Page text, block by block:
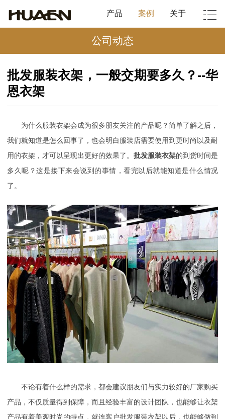
产品 案例 关于
公司动态
批发服装衣架，一般交期要多久？--华
恩衣架
为什么服装衣架会成为很多朋友关注的产品呢？简单了解之后，
我们就知道是怎么回事了，也会明白服装店需要使用到更时尚以及耐
用的衣架，才可以呈现出更好的效果了。 批发服装衣架的到货时间是
多久呢？这是接下来会说到的事情，看完以后就能知道是什么情况
了。
不论有着什么样的需求，都会建议朋友们与实力较好的厂家购买
产品，不仅质量得到保障，而且经验丰富的设计团队，也能够让衣架
产品有着美观时尚的特点，就连客户批发服装衣架以后，也能够做到